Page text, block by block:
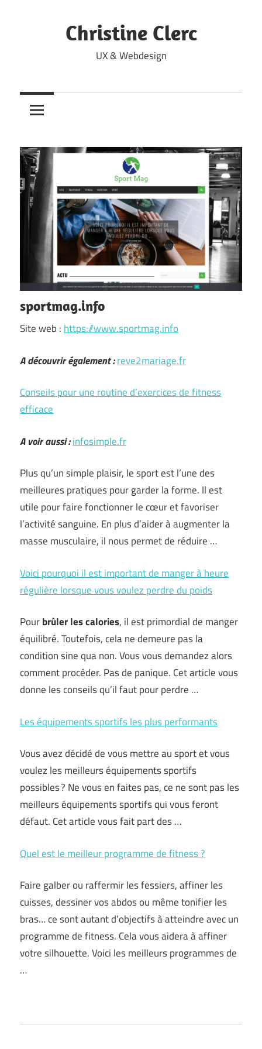
Christine Clerc
UX & Webdesign
sportmag.info
Site web : https://www.sportmag.info
A découvrir également :reve2mariage.fr
Conseils pour une routine d’exercices de fitness
efficace
A voir aussi :infosimple.fr
Plus qu’un simple plaisir, le sport est l’une des
meilleures pratiques pour garder la forme. Il est
utile pour faire fonctionner le cœur et favoriser
l’activité sanguine. En plus d’aider à augmenter la
masse musculaire, il nous permet de réduire …
Voici pourquoi il est important de manger à heure
régulière lorsque vous voulez perdre du poids
Pourbrûler les calories, il est primordial de manger
équilibré. Toutefois, cela ne demeure pas la
condition sine qua non. Vous vous demandez alors
comment procéder. Pas de panique. Cet article vous
donne les conseils qu’il faut pour perdre …
Les équipements sportifs les plus performants
Vous avez décidé de vous mettre au sport et vous
voulez les meilleurs équipements sportifs
possibles ? Ne vous en faites pas, ce ne sont pas les
meilleurs équipements sportifs qui vous feront
défaut. Cet article vous fait part des …
Quel est le meilleur programme de fitness ?
Faire galber ou raffermir les fessiers, affiner les
cuisses, dessiner vos abdos ou même tonifier les
bras… ce sont autant d’objectifs à atteindre avec un
programme de fitness. Cela vous aidera à affiner
votre silhouette. Voici les meilleurs programmes de
…